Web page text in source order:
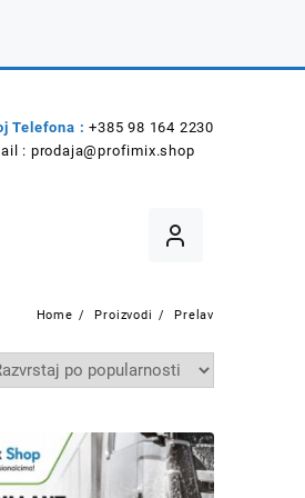
Telefona : +385 98 164 2230
: prodaja@profimix.shop
Home Proizvodi Prelav